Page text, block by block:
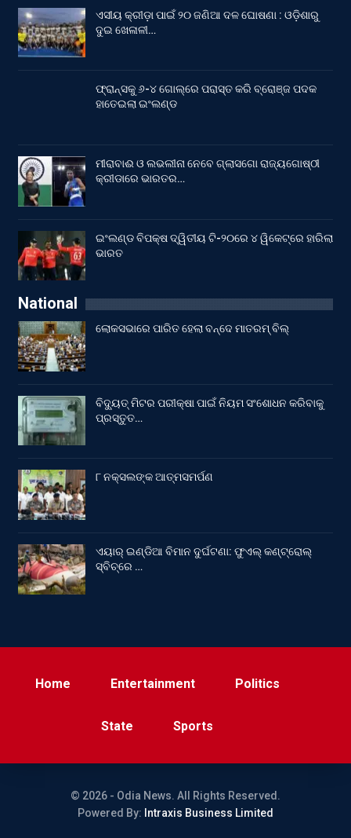
ଏସୀୟ କ୍ରୀଡ଼ା ପାଇଁ ୨୦ ଜଣିଆ ଦଳ ଘୋଷଣା : ଓଡ଼ିଶାରୁ
ଦୁଇ ଖେଳାଳୀ…
ଫ୍ରାନ୍ସକୁ ୬-୪ ଗୋଲ୍‌ରେ ପରାସ୍ତ କରି ବ୍ରୋଞ୍ଜ ପଦକ
ହାତେଇଲା ଇଂଲଣ୍ଡ
ମୀରାବାଈ ଓ ଲଭଲୀନା ନେବେ ଗ୍ଲାସଗୋ ରାଜ୍ୟଗୋଷ୍ଠୀ
କ୍ରୀଡାରେ ଭାରତର…
ଇଂଲଣ୍ଡ ବିପକ୍ଷ ଦ୍ୱିତୀୟ ଟି-୨୦ରେ ୪ ୱିକେଟ୍‌ରେ ହାରିଲା
ଭାରତ
National
ଲୋକସଭାରେ ପାରିତ ହେଲା ବନ୍ଦେ ମାତରମ୍‌ ବିଲ୍‌
ବିଦ୍ୟୁତ୍ ମିଟର ପରୀକ୍ଷା ପାଇଁ ନିୟମ ସଂଶୋଧନ କରିବାକୁ
ପ୍ରସ୍ତୁତ…
୮ ନକ୍ସଲଙ୍କ ଆତ୍ମସମର୍ପଣ
ଏୟାର୍ ଇଣ୍ଡିଆ ବିମାନ ଦୁର୍ଘଟଣା: ଫୁଏଲ୍‌ କଣ୍ଟ୍ରୋଲ୍‌
ସ୍ବିଚ୍‌ରେ …
Home Entertainment Politics
State Sports
© 2026 - Odia News. All Rights Reserved.
Powered By: Intraxis Business Limited